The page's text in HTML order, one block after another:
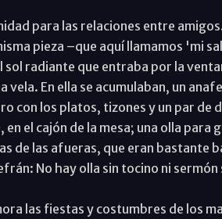
para las relaciones entre
pieza –que aquí llamamos 'mi
radiante que entraba por la
vela. En ella se acumulaban, un
con los platos, tizones y un par de
el cajón de la mesa; una olla para
de las afueras, que eran bastante
No hay olla sin tocino ni
las fiestas y costumbres de los